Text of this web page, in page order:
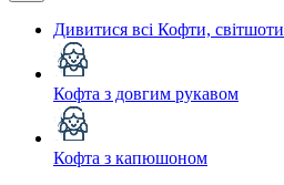
Дивитися всі Кофти, світшоти
Кофта з довгим рукавом
Кофта з капюшоном